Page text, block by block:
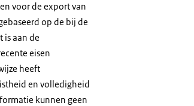
voor de export van
op de bij de
is aan de
eisen
heeft
en volledigheid
kunnen geen